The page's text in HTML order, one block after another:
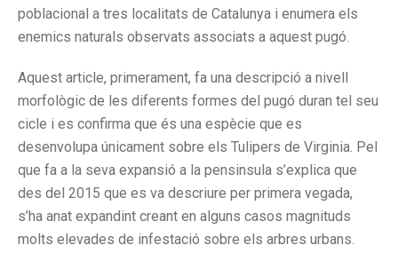
poblacional a tres localitats de Catalunya i enumera els
enemics naturals observats associats a aquest pugó.
Aquest article, primerament, fa una descripció a nivell
morfològic de les diferents formes del pugó duran tel seu
cicle i es confirma que és una espècie que es
desenvolupa únicament sobre els Tulipers de Virginia. Pel
que fa a la seva expansió a la pensinsula s’explica que
des del 2015 que es va descriure per primera vegada,
s’ha anat expandint creant en alguns casos magnituds
molts elevades de infestació sobre els arbres urbans.